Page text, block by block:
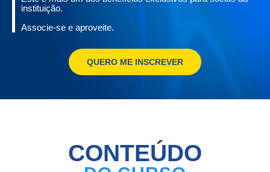
instituição.
Associe-se e aproveite.
QUERO ME INSCREVER
CONTEÚDO